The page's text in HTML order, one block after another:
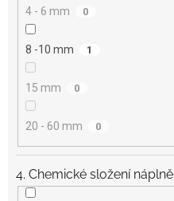
4 - 6 mm 0
8 -10 mm 1
15 mm 0
20 - 60 mm 0
4. Chemické složení náplně